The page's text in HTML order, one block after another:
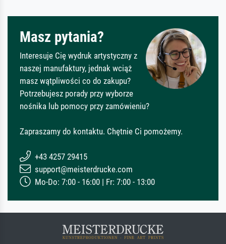
Masz pytania?
Interesuje Cię wydruk artystyczny z
naszej manufaktury, jednak wciąż
masz wątpliwości co do zakupu?
Potrzebujesz porady przy wyborze
nośnika lub pomocy przy zamówieniu?
Zapraszamy do kontaktu. Chętnie Ci pomożemy.
+43 4257 29415
support@meisterdrucke.com
Mo-Do: 7:00 - 16:00 | Fr: 7:00 - 13:00